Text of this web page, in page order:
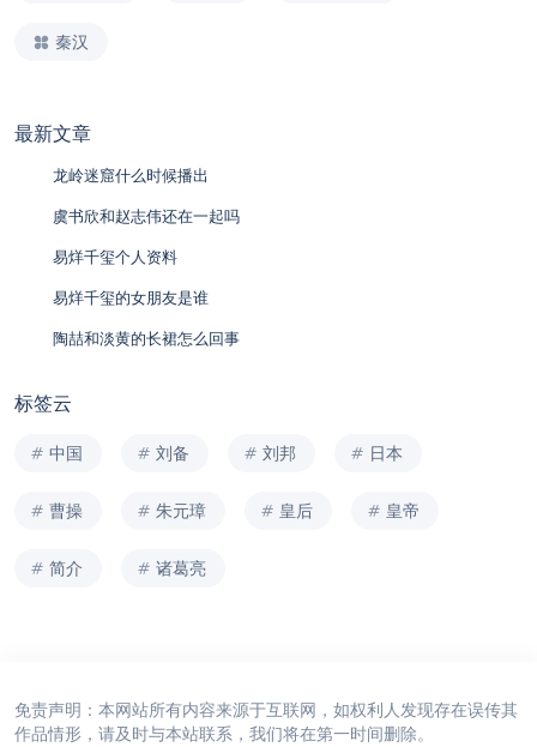
秦汉
最新文章
龙岭迷窟什么时候播出
虞书欣和赵志伟还在一起吗
易烊千玺个人资料
易烊千玺的女朋友是谁
陶喆和淡黄的长裙怎么回事
标签云
中国 刘备 刘邦 日本
曹操 朱元璋 皇后 皇帝
简介 诸葛亮
免责声明：本网站所有内容来源于互联网，如权利人发现存在误传其
作品情形，请及时与本站联系，我们将在第一时间删除。